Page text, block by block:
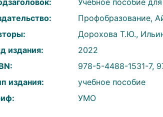
Учебное пособие
Профобразование,
Дорохова Т.Ю.,
издания:
2022
978-5-4488-1531-7,
издания:
учебное пособие
УМО